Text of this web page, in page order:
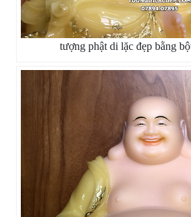
tượng phật di lặc đẹp bằng